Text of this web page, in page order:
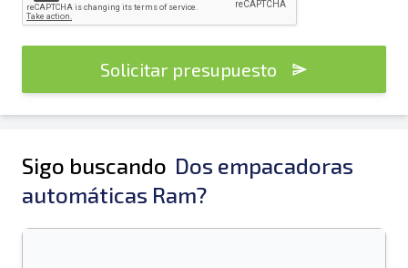
Solicitar presupuesto
Sigo buscando Dos empacadoras
automáticas Ram?